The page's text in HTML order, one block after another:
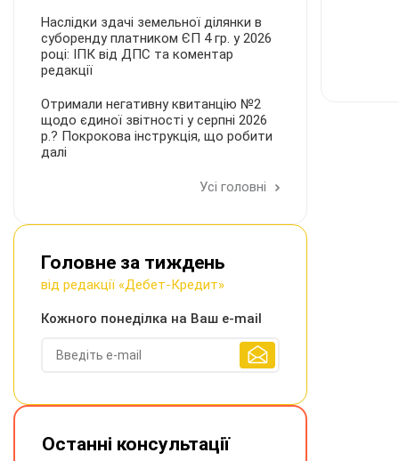
Наслідки здачі земельної ділянки в
суборенду платником ЄП 4 гр. у 2026
році: ІПК від ДПС та коментар
редакції
Отримали негативну квитанцію №2
щодо єдиної звітності у серпні 2026
р.? Покрокова інструкція, що робити
далі
Усі головні
Головне за тиждень
від редакції «Дебет-Кредит»
Кожного понеділка на Ваш e-mail
Останні консультації